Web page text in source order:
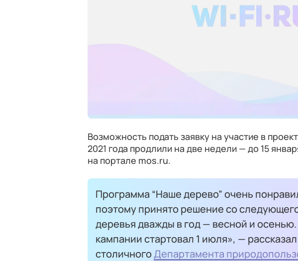
Возможность подать заявку на участие в
2021 года продлили на две недели — до 15
на портале mos.ru.
Программа “Наше дерево” очень
поэтому принято решение со
деревья дважды в год — весной и
кампании стартовал 1 июля», —
столичногоДепартамента